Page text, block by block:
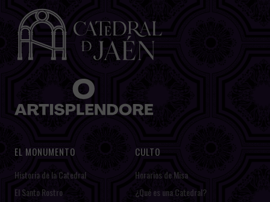
EL MONUMENTO
Historia de la Catedral
El Santo Rostro
CULTO
Horarios de Misa
¿Qué es una Catedral?